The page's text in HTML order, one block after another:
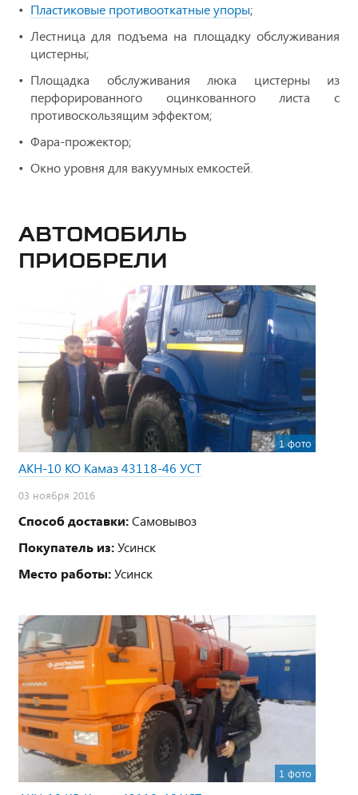
Пластиковые противооткатные упоры;
Лестница для подъема на площадку обслуживания
цистерны;
Площадка обслуживания люка цистерны из
перфорированного оцинкованного листа с
противоскользящим эффектом;
Фара-прожектор;
Окно уровня для вакуумных емкостей.
Автомобиль
приобрели
1 фото
АКН-10 КО Камаз 43118-46 УСТ
03 ноября 2016
Способ доставки:Самовывоз
Покупатель из:Усинск
Место работы:Усинск
1 фото